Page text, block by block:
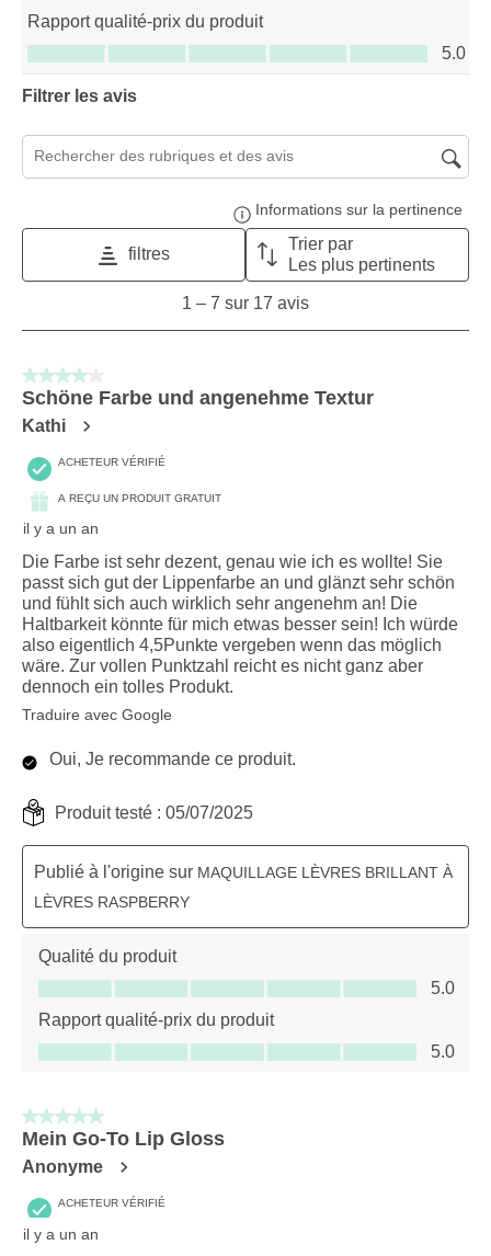
Rapport qualité-prix du produit
Rapport qualité-prix du produit, 5.0 sur 5
5.0
Filtrer les avis
Zone de recherche de sujet et d'avis
Informations sur la pertinence
filtres
Trier par
Les plus pertinents
sur
17
avis.
1 – 7 sur 17 avis
4 sur 5 étoiles.
Schöne Farbe und angenehme Textur
Kathi
ACHETEUR VÉRIFIÉ
A REÇU UN PRODUIT GRATUIT
il y a un an
Die Farbe ist sehr dezent, genau wie ich es wollte! Sie
passt sich gut der Lippenfarbe an und glänzt sehr schön
und fühlt sich auch wirklich sehr angenehm an! Die
Haltbarkeit könnte für mich etwas besser sein! Ich würde
also eigentlich 4,5Punkte vergeben wenn das möglich
wäre. Zur vollen Punktzahl reicht es nicht ganz aber
dennoch ein tolles Produkt.
Traduire avec Google
Oui, Je recommande ce produit.
Produit testé : 05/07/2025
Publié à l'origine sur MAQUILLAGE LÈVRES BRILLANT À
LÈVRES RASPBERRY
Qualité du produit
Qualité du produit, 5.0 sur 5
5.0
Rapport qualité-prix du produit
Rapport qualité-prix du produit, 5.0 sur 5
5.0
5 sur 5 étoiles.
Mein Go-To Lip Gloss
Anonyme
ACHETEUR VÉRIFIÉ
il y a un an